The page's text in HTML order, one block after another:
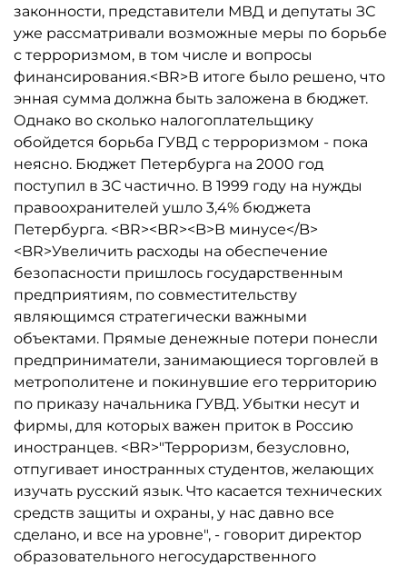
законности, представители МВД и депутаты ЗС
уже рассматривали возможные меры по борьбе
с терроризмом, в том числе и вопросы
финансирования.<BR>В итоге было решено, что
энная сумма должна быть заложена в бюджет.
Однако во сколько налогоплательщику
обойдется борьба ГУВД с терроризмом - пока
неясно. Бюджет Петербурга на 2000 год
поступил в ЗС частично. В 1999 году на нужды
правоохранителей ушло 3,4% бюджета
Петербурга. <BR><BR><B>В минусе</B>
<BR>Увеличить расходы на обеспечение
безопасности пришлось государственным
предприятиям, по совместительству
являющимся стратегически важными
объектами. Прямые денежные потери понесли
предприниматели, занимающиеся торговлей в
метрополитене и покинувшие его территорию
по приказу начальника ГУВД. Убытки несут и
фирмы, для которых важен приток в Россию
иностранцев. <BR>"Терроризм, безусловно,
отпугивает иностранных студентов, желающих
изучать русский язык. Что касается технических
средств защиты и охраны, у нас давно все
сделано, и все на уровне", - говорит директор
образовательного негосударственного